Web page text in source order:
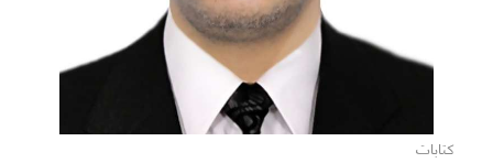
كتابات